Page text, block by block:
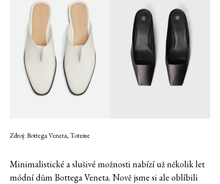
Zdroj: Bottega Veneta, Toteme
Minimalistické a slušivé možnosti nabízí už několik let
módní dům Bottega Veneta. Nově jsme si ale oblíbili